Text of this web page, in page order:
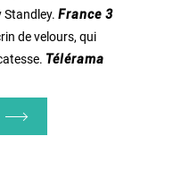
Standley. France 3
de velours, qui
Télérama